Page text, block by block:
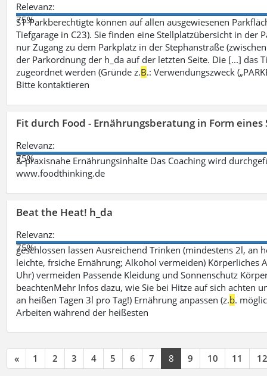
Relevanz:
75%
S1-Parkberechtigte können auf allen ausgewiesenen
Tiefgarage in C23). Sie finden eine Stellplatzübersicht in
nur Zugang zu dem Parkplatz in der Stephanstraße
der Parkordnung der h_da auf der letzten Seite. Die [...]
zugeordnet werden (Gründe z.B.: Verwendungszweck
Bitte kontaktieren
Fit durch Food - Ernährungsberatung in Form eines
Relevanz:
75%
& praxisnahe Ernährungsinhalte Das Coaching wird
www.foodthinking.de
Beat the Heat! h_da
Relevanz:
75%
geschlossen lassen Ausreichend Trinken (mindestens 2l, an
leichte, frsiche Ernährung; Alkohol vermeiden) Körperliches
Uhr) vermeiden Passende Kleidung und Sonnenschutz
beachtenMehr Infos dazu, wie Sie bei Hitze auf sich achten
an heißen Tagen 3l pro Tag!) Ernährung anpassen (z.b.
Arbeiten während der heißesten
« 1 2 3 4 5 6 7 8 9 10 11 12